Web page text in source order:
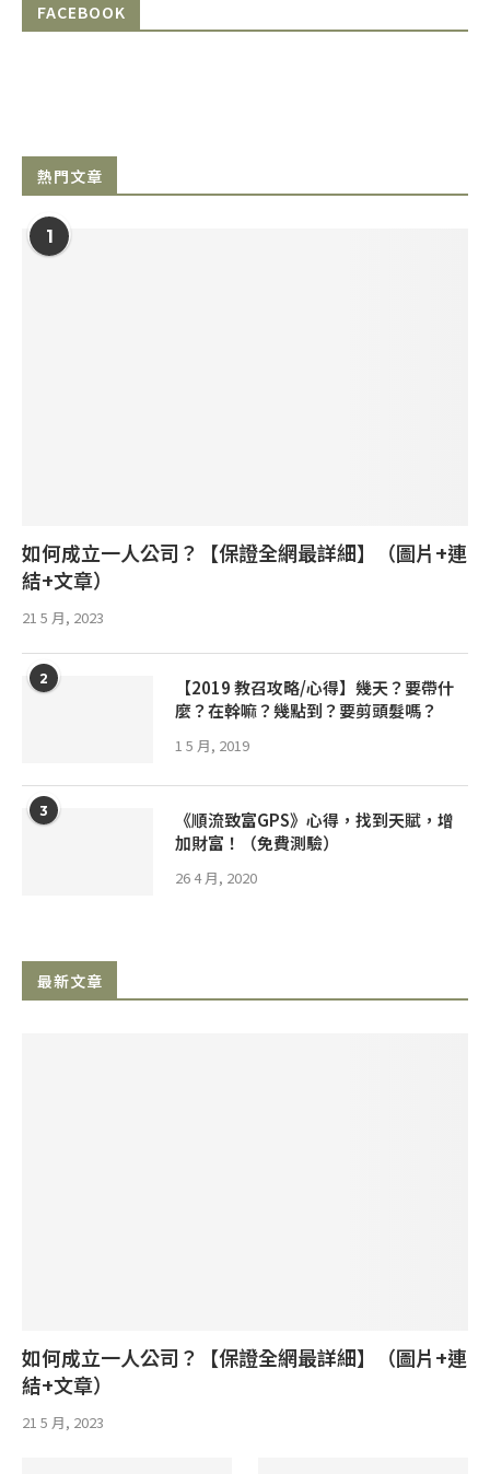
FACEBOOK
熱門文章
1
如何成立一人公司？【保證全網最詳細】（圖片+連
結+文章）
21 5 月, 2023
2
【2019 教召攻略/心得】幾天？要帶什
麼？在幹嘛？幾點到？要剪頭髮嗎？
1 5 月, 2019
3
《順流致富GPS》心得，找到天賦，增
加財富！（免費測驗）
26 4 月, 2020
最新文章
如何成立一人公司？【保證全網最詳細】（圖片+連
結+文章）
21 5 月, 2023